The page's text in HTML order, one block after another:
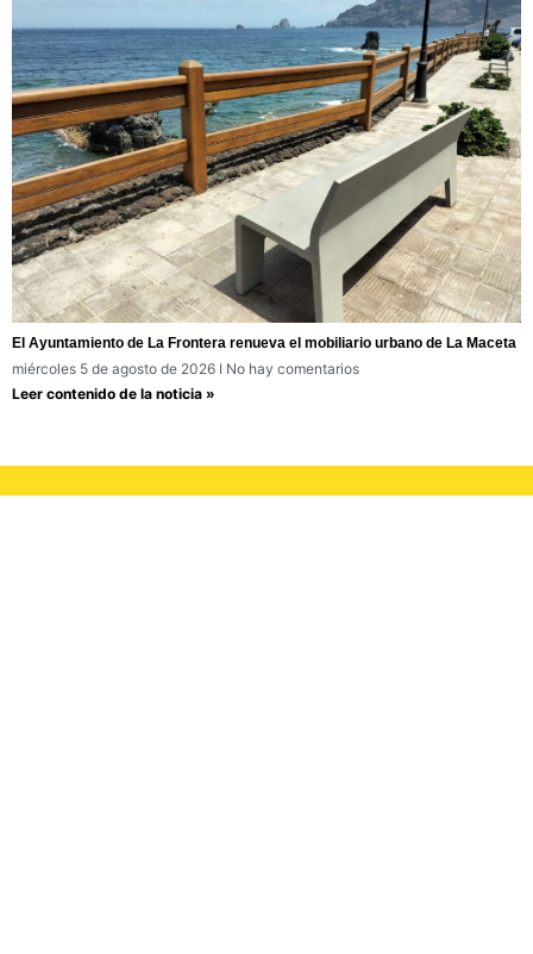
El Ayuntamiento de La Frontera renueva el mobiliario urbano de La Maceta
miércoles 5 de agosto de 2026
No hay comentarios
Leer contenido de la noticia »